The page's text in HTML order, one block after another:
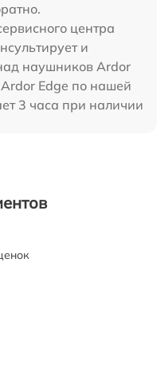
центра
и
наушников Ardor
Edge по нашей
3 часа при наличии